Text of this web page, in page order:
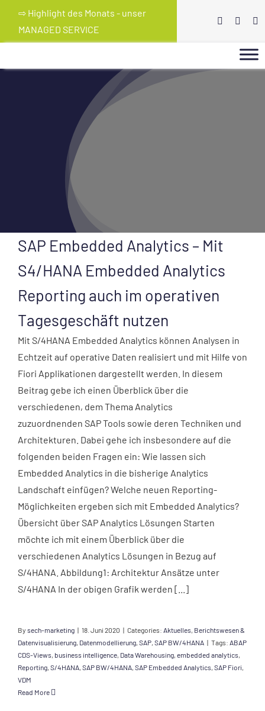
content
⇨ Highlight des Monats - unser
MANAGED SERVICE
SAP Embedded Analytics – Mit
S4/HANA Embedded Analytics
Reporting auch im operativen
Tagesgeschäft nutzen
Mit S/4HANA Embedded Analytics können Analysen in
Echtzeit auf operative Daten realisiert und mit Hilfe von
Fiori Applikationen dargestellt werden. In diesem
Beitrag gebe ich einen Überblick über die
verschiedenen, dem Thema Analytics
zuzuordnenden SAP Tools sowie deren Techniken und
Architekturen. Dabei gehe ich insbesondere auf die
folgenden beiden Fragen ein: Wie lassen sich
Embedded Analytics in die bisherige Analytics
Landschaft einfügen? Welche neuen Reporting-
Möglichkeiten ergeben sich mit Embedded Analytics?
Übersicht über SAP Analytics Lösungen Starten
möchte ich mit einem Überblick über die
verschiedenen Analytics Lösungen in Bezug auf
S/4HANA. Abbildung1: Architektur Ansätze unter
S/4HANA In der obigen Grafik werden [...]
By sech-marketing | 18. Juni 2020 | Categories: Aktuelles, Berichtswesen &
Datenvisualisierung, Datenmodellierung, SAP, SAP BW/4HANA | Tags: ABAP
CDS-Views, business intelligence, Data Warehousing, embedded analytics,
Reporting, S/4HANA, SAP BW/4HANA, SAP Embedded Analytics, SAP Fiori,
VDM
Read More